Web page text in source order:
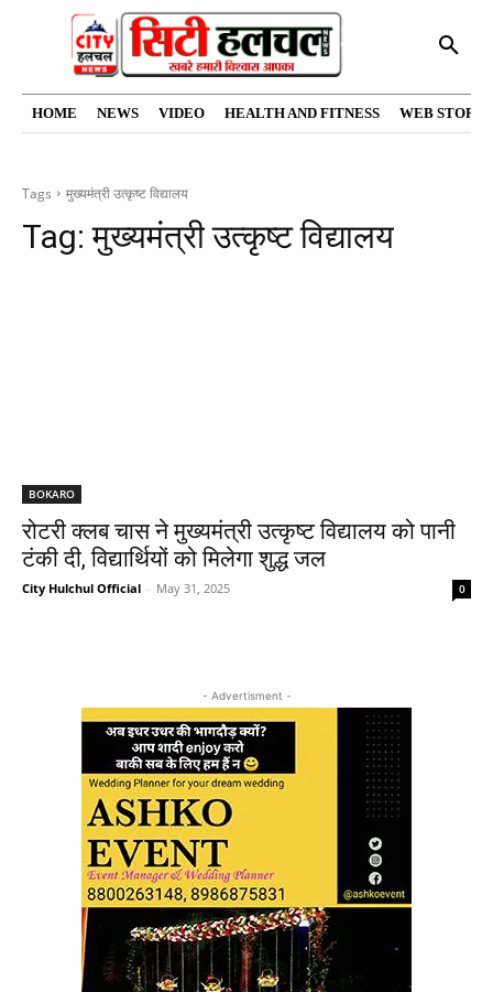
HOME NEWS VIDEO HEALTH AND FITNESS WEB
Tags मुख्यमंत्री उत्कृष्ट विद्यालय
Tag:मुख्यमंत्री उत्कृष्ट विद्यालय
BOKARO
रोटरी क्लब चास ने मुख्यमंत्री उत्कृष्ट विद्यालय को पानी
टंकी दी, विद्यार्थियों को मिलेगा शुद्ध जल
City Hulchul Official - May 31, 2025 0
- Advertisment -